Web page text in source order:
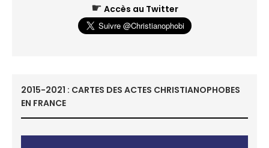
☛ Accès au Twitter
2015-2021 : CARTES DES ACTES CHRISTIANOPHOBES
EN FRANCE